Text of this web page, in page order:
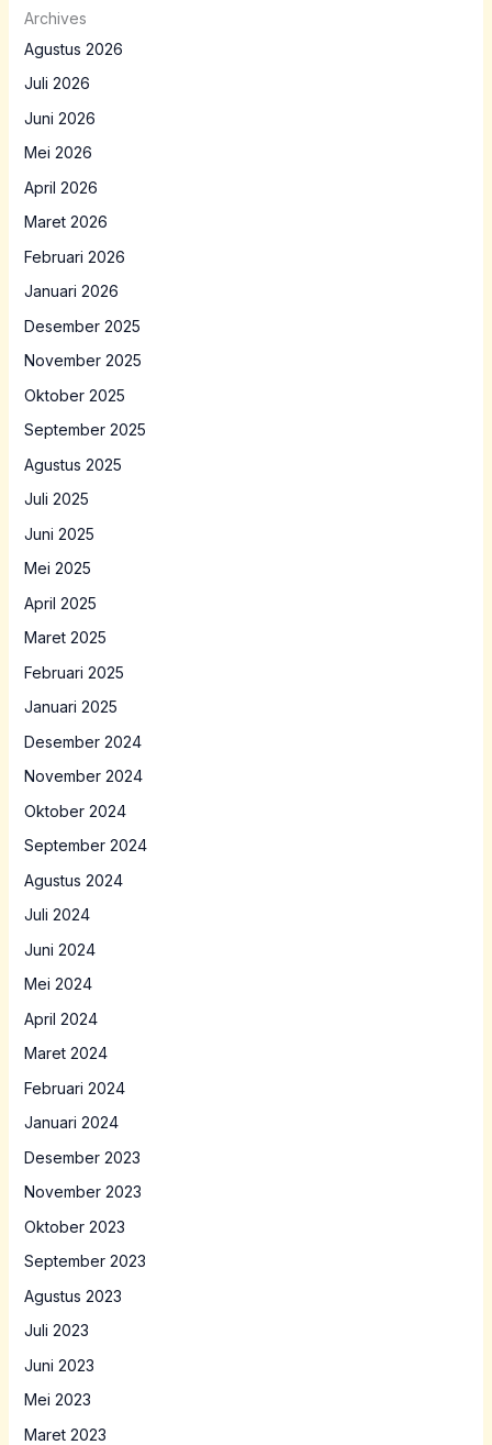
Archives
Agustus 2026
Juli 2026
Juni 2026
Mei 2026
April 2026
Maret 2026
Februari 2026
Januari 2026
Desember 2025
November 2025
Oktober 2025
September 2025
Agustus 2025
Juli 2025
Juni 2025
Mei 2025
April 2025
Maret 2025
Februari 2025
Januari 2025
Desember 2024
November 2024
Oktober 2024
September 2024
Agustus 2024
Juli 2024
Juni 2024
Mei 2024
April 2024
Maret 2024
Februari 2024
Januari 2024
Desember 2023
November 2023
Oktober 2023
September 2023
Agustus 2023
Juli 2023
Juni 2023
Mei 2023
Maret 2023